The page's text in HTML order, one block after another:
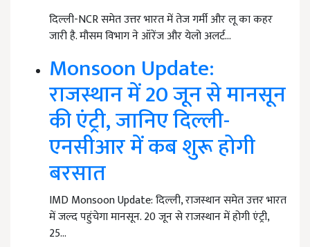
दिल्ली-NCR समेत उत्तर भारत में तेज गर्मी और लू का कहर
जारी है. मौसम विभाग ने ऑरेंज और येलो अलर्ट…
Monsoon Update:
राजस्थान में 20 जून से मानसून
की एंट्री, जानिए दिल्ली-
एनसीआर में कब शुरू होगी
बरसात
IMD Monsoon Update: दिल्ली, राजस्थान समेत उत्तर भारत
में जल्द पहुंचेगा मानसून. 20 जून से राजस्थान में होगी एंट्री,
25…